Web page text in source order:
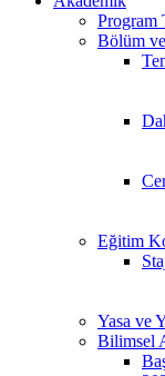
Program
Bölüm
Eğitim
Yasa ve
Bilimsel